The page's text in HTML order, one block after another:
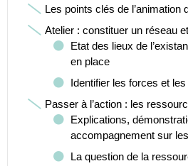
Les points clés de l’animation
Atelier : constituer un réseau
Etat des lieux de
en place
Identifier les forces et
Passer à l’action : les
Explications,
accompagnement sur
La question de la